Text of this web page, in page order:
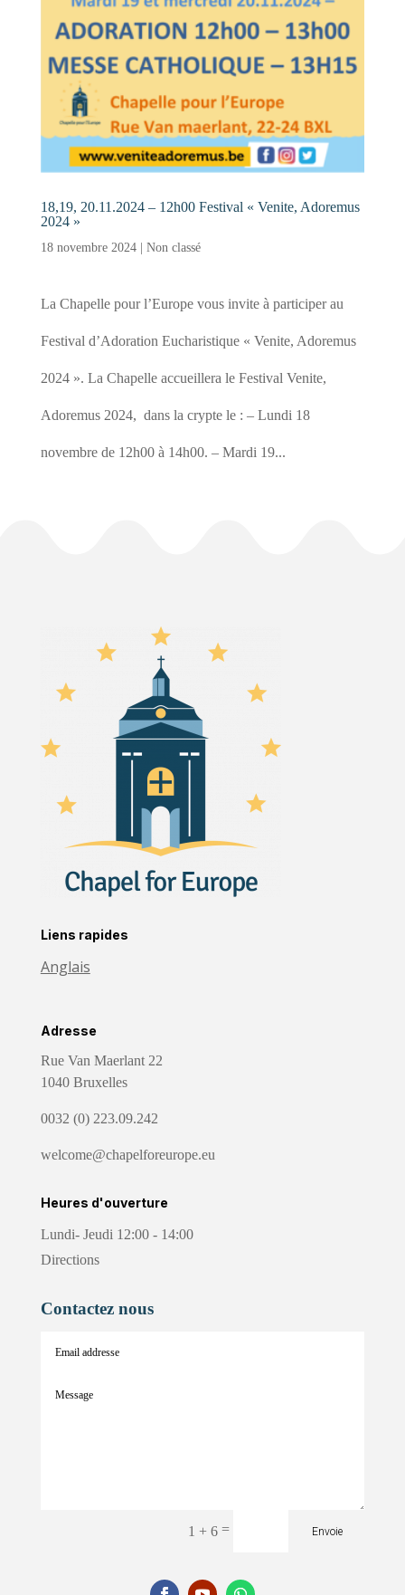
18,19, 20.11.2024 – 12h00 Festival « Venite, Adoremus
2024 »
18 novembre 2024 Non classé
La Chapelle pour l’Europe vous invite à participer au
Festival d’Adoration Eucharistique « Venite, Adoremus
2024 ». La Chapelle accueillera le Festival Venite,
Adoremus 2024, dans la crypte le : – Lundi 18
novembre de 12h00 à 14h00. – Mardi 19...
Liens rapides
Anglais
Adresse
Rue Van Maerlant 22
1040 Bruxelles
0032 (0) 223.09.242
welcome@chapelforeurope.eu
Heures d'ouverture
Lundi- Jeudi 12:00 - 14:00
Directions
Contactez nous
1 + 6= Envoie